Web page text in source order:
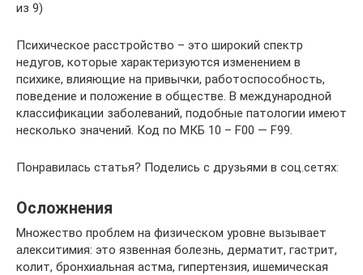
из 9)
Психическое расстройство – это широкий спектр
недугов, которые характеризуются изменением в
психике, влияющие на привычки, работоспособность,
поведение и положение в обществе. В международной
классификации заболеваний, подобные патологии имеют
несколько значений. Код по МКБ 10 – F00 — F99.
Понравилась статья? Поделись с друзьями в соц.сетях:
Осложнения
Множество проблем на физическом уровне вызывает
алекситимия: это язвенная болезнь, дерматит, гастрит,
колит, бронхиальная астма, гипертензия, ишемическая